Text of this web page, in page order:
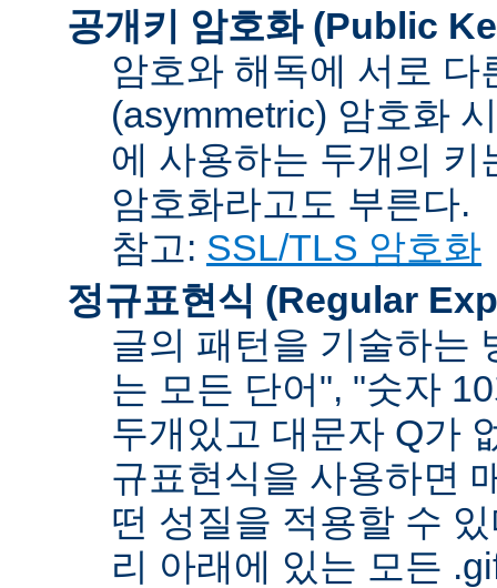
공개키 암호화 (Public
암호와 해독에 서로
(asymmetric) 암호화
에 사용하는 두개의
암호화라고도 부른다.
참고: SSL/TLS 암호화
정규표현식 (Regular
글의 패턴을 기술하는
는 모든 단어", "숫자
두개있고 대문자 Q가
규표현식을 사용하면
떤 성질을 적용할 수
리 아래에 있는 모든